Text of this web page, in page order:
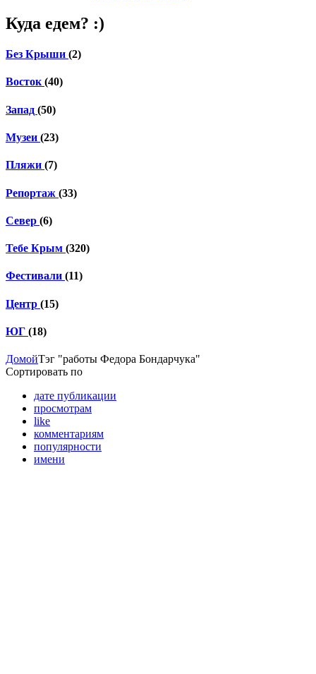
Куда едем? :)
Без Крыши (2)
Восток(40)
Запад (50)
Музеи (23)
Пляжи (7)
Репортаж (33)
Север (6)
Тебе Крым (320)
Фестивали (11)
Центр (15)
ЮГ (18)
ДомойТэг "работы Федора Бондарчука"
Сортировать по
дате публикации
просмотрам
like
комментариям
популярности
имени